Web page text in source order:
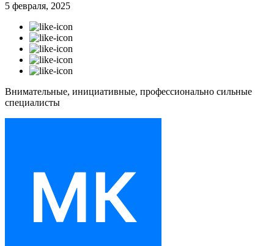
5 февраля, 2025
Внимательные, инициативные, профессионально сильные
специалисты